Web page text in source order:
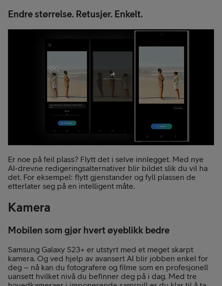
Endre størrelse. Retusjer. Enkelt.
Er noe på feil plass? Flytt det i selve innlegget. Med nye
AI-drevne redigeringsalternativer blir bildet slik du vil ha
det. For eksempel: flytt gjenstander og fyll plassen de
etterlater seg på en intelligent måte.
Kamera
Mobilen som gjør hvert øyeblikk bedre
Samsung Galaxy S23+ er utstyrt med et meget skarpt
kamera. Og ved hjelp av avansert AI blir jobben enkel for
deg – nå kan du fotografere og filme som en profesjonell
uansett hvilket nivå du befinner deg på i dag. Med tre